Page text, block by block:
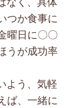
つか食事に
曜日に〇〇
うが成功率
よう、気軽
ば、一緒に